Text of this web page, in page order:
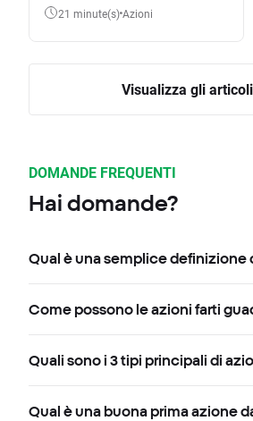
21 minute(s) Azioni
Visualizza gli articoli
DOMANDE FREQUENTI
Hai domande?
Qual è una semplice definizione
Come possono le azioni farti
Quali sono i 3 tipi principali di
Qual è una buona prima azione